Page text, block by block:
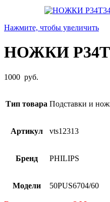
Нажмите, чтобы увеличить
НОЖКИ
1000 руб.
Тип товара Подставки и
Артикул vts12313
Бренд PHILIPS
Модели 50PUS6704/60